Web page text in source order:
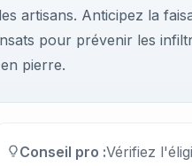
artisans. Anticipez la
pour prévenir les
pierre.
Conseil pro :Vérifiez